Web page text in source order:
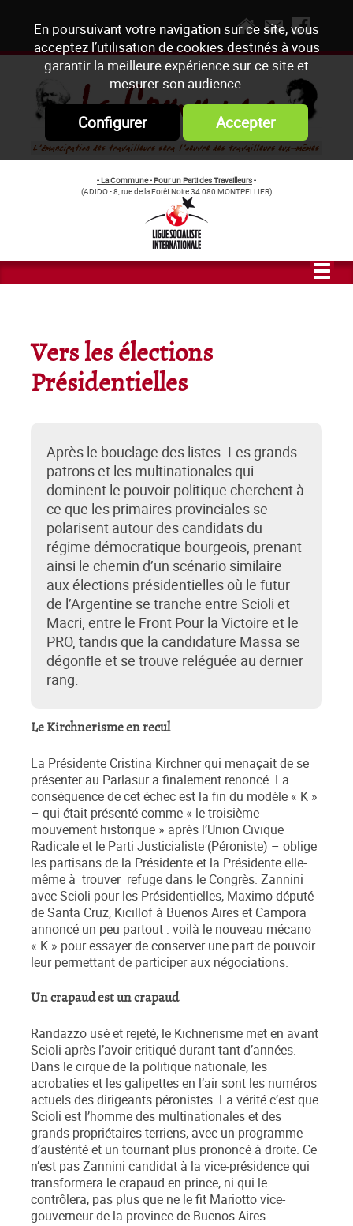
En poursuivant votre navigation sur ce site, vous
acceptez l’utilisation de cookies destinés à vous
garantir la meilleure expérience sur ce site et
mesurer son audience.
Configurer Accepter
- La Commune - Pour un Parti des Travailleurs-
(ADIDO - 8, rue de la Forêt Noire 34 080 MONTPELLIER)
Vers les élections
Présidentielles
Après le bouclage des listes. Les grands
patrons et les multinationales qui
dominent le pouvoir politique cherchent à
ce que les primaires provinciales se
polarisent autour des candidats du
régime démocratique bourgeois, prenant
ainsi le chemin d’un scénario similaire
aux élections présidentielles où le futur
de l’Argentine se tranche entre Scioli et
Macri, entre le Front Pour la Victoire et le
PRO, tandis que la candidature Massa se
dégonfle et se trouve reléguée au dernier
rang.
Le Kirchnerisme en recul
La Présidente Cristina Kirchner qui menaçait de se
présenter au Parlasur a finalement renoncé. La
conséquence de cet échec est la fin du modèle « K »
– qui était présenté comme « le troisième
mouvement historique » après l’Union Civique
Radicale et le Parti Justicialiste (Péroniste) – oblige
les partisans de la Présidente et la Présidente elle-
même à trouver refuge dans le Congrès. Zannini
avec Scioli pour les Présidentielles, Maximo député
de Santa Cruz, Kicillof à Buenos Aires et Campora
annoncé un peu partout : voilà le nouveau mécano
« K » pour essayer de conserver une part de pouvoir
leur permettant de participer aux négociations.
Un crapaud est un crapaud
Randazzo usé et rejeté, le Kichnerisme met en avant
Scioli après l’avoir critiqué durant tant d’années.
Dans le cirque de la politique nationale, les
acrobaties et les galipettes en l’air sont les numéros
actuels des dirigeants péronistes. La vérité c’est que
Scioli est l’homme des multinationales et des
grands propriétaires terriens, avec un programme
d’austérité et un tournant plus prononcé à droite. Ce
n’est pas Zannini candidat à la vice-présidence qui
transformera le crapaud en prince, ni qui le
contrôlera, pas plus que ne le fit Mariotto vice-
gouverneur de la province de Buenos Aires.